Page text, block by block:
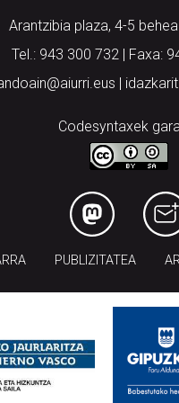
Arantzibia plaza, 4-5
Tel.: 943 300 732 | Faxa:
|
Codesyntaxek
PUBLIZITATEA